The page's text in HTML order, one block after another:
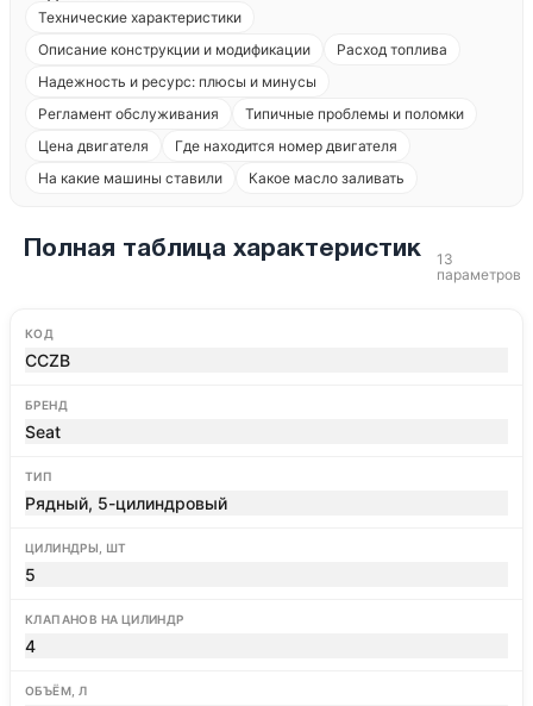
Технические характеристики
Описание конструкции и модификации
Расход топлива
Надежность и ресурс: плюсы и минусы
Регламент обслуживания
Типичные проблемы и поломки
Цена двигателя
Где находится номер двигателя
На какие машины ставили
Какое масло заливать
Полная таблица характеристик
13
параметров
КОД
CCZB
БРЕНД
Seat
ТИП
Рядный, 5-цилиндровый
ЦИЛИНДРЫ, ШТ
5
КЛАПАНОВ НА ЦИЛИНДР
4
ОБЪЁМ, Л